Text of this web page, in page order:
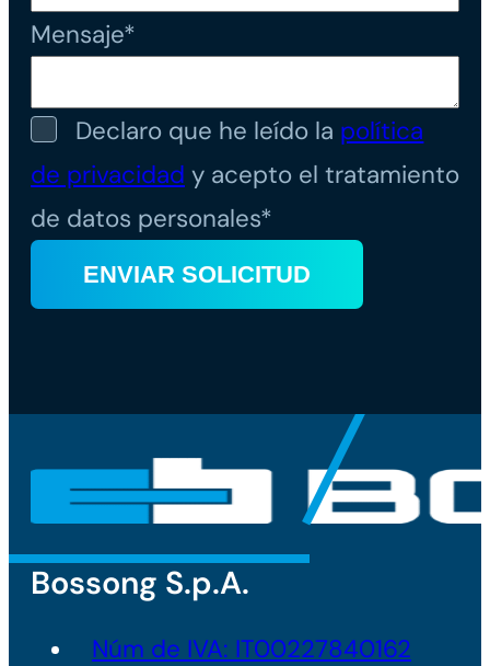
Mensaje*
Declaro que he leído la política
de privacidad y acepto el tratamiento
de datos personales*
Bossong S.p.A.
Núm de IVA: IT00227840162